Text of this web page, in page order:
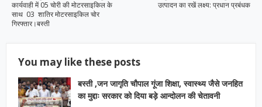
उत्पादन का रखें लक्ष्य: प्रधान प्रबंधक
कार्यवाही में 05 चोरी की मोटरसाइकिल के
साथ 03 शातिर मोटरसाइकिल चोर
गिरफ्तार।बस्ती
You may like these posts
बस्ती ,जन जागृति चौपाल गूंजा शिक्षा, स्वास्थ्य जैसे जनहित
का मुद्दाः सरकार को दिया बड़े आन्दोलन की चेतावनी